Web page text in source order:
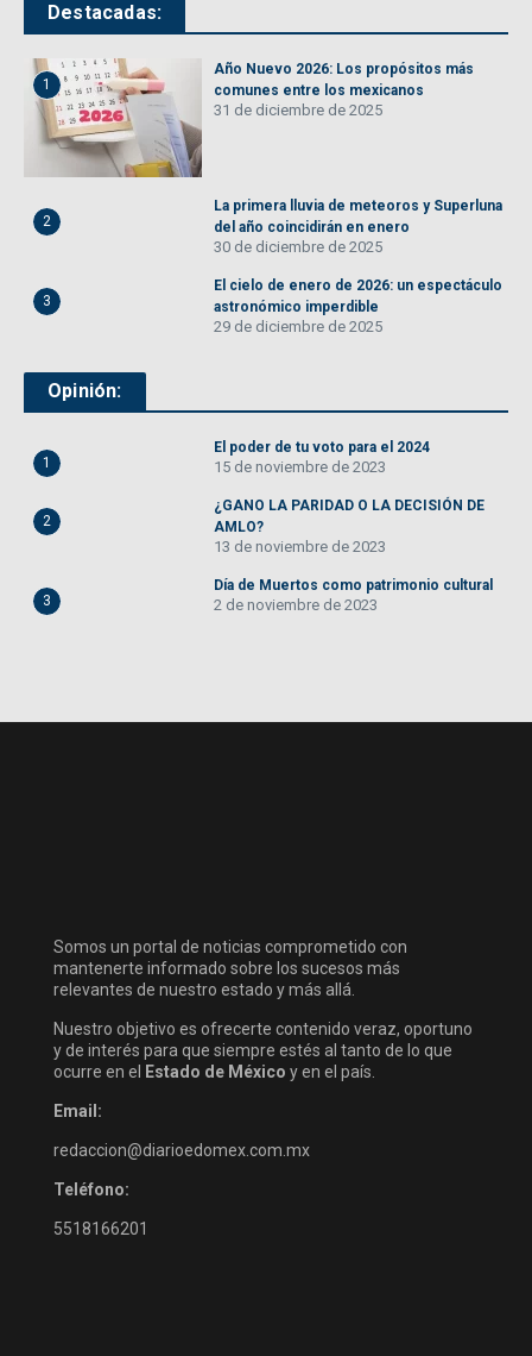
Destacadas:
1
Año Nuevo 2026: Los propósitos más
comunes entre los mexicanos
31 de diciembre de 2025
2
La primera lluvia de meteoros y Superluna
del año coincidirán en enero
30 de diciembre de 2025
3
El cielo de enero de 2026: un espectáculo
astronómico imperdible
29 de diciembre de 2025
Opinión:
1
El poder de tu voto para el 2024
15 de noviembre de 2023
2
¿GANO LA PARIDAD O LA DECISIÓN DE
AMLO?
13 de noviembre de 2023
3
Día de Muertos como patrimonio cultural
2 de noviembre de 2023
Somos un portal de noticias comprometido con
mantenerte informado sobre los sucesos más
relevantes de nuestro estado y más allá.
Nuestro objetivo es ofrecerte contenido veraz, oportuno
y de interés para que siempre estés al tanto de lo que
ocurre en el
Estado de México y en el país.
Email:
redaccion@diarioedomex.com.mx
Teléfono:
5518166201